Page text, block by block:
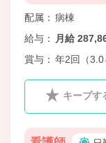
配属
病棟
給与
月給
賞与
年2回（3.0
キープす